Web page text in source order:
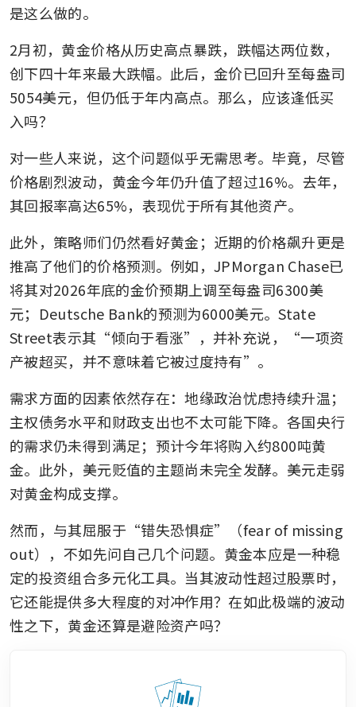
是这么做的。
2月初，黄金价格从历史高点暴跌，跌幅达两位数，
创下四十年来最大跌幅。此后，金价已回升至每盎司
5054美元，但仍低于年内高点。那么，应该逢低买
入吗？
对一些人来说，这个问题似乎无需思考。毕竟，尽管
价格剧烈波动，黄金今年仍升值了超过16%。去年，
其回报率高达65%，表现优于所有其他资产。
此外，策略师们仍然看好黄金；近期的价格飙升更是
推高了他们的价格预测。例如，JPMorgan Chase已
将其对2026年底的金价预期上调至每盎司6300美
元；Deutsche Bank的预测为6000美元。State
Street表示其“倾向于看涨”，并补充说，“一项资
产被超买，并不意味着它被过度持有”。
需求方面的因素依然存在：地缘政治忧虑持续升温；
主权债务水平和财政支出也不太可能下降。各国央行
的需求仍未得到满足；预计今年将购入约800吨黄
金。此外，美元贬值的主题尚未完全发酵。美元走弱
对黄金构成支撑。
然而，与其屈服于“错失恐惧症”（fear of missing
out），不如先问自己几个问题。黄金本应是一种稳
定的投资组合多元化工具。当其波动性超过股票时，
它还能提供多大程度的对冲作用？在如此极端的波动
性之下，黄金还算是避险资产吗？